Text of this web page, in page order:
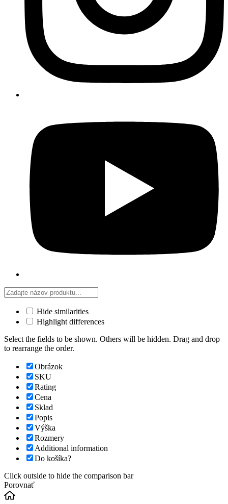
Hide similarities
Highlight differences
Select the fields to be shown. Others will be hidden. Drag and drop
to rearrange the order.
Obrázok
SKU
Rating
Cena
Sklad
Popis
Výška
Rozmery
Additional information
Do košíka?
Click outside to hide the comparison bar
Porovnať